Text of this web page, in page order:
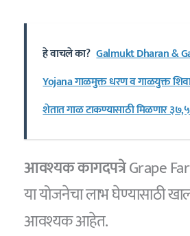
हे वाचले का? Galmukt Dharan &
Yojana गाळमुक्त धरण व गाळयुक्त
शेतात गाळ टाकण्यासाठी मिळणार
आवश्यक कागदपत्रेGrape
या योजनेचा लाभ घेण्यासाठी
आवश्यक आहेत.